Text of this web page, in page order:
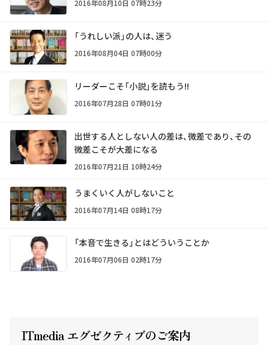
2016年08月10日 07時23分
「うれしい派」の人は、迷う
2016年08月04日 07時00分
リーダーこそ「小説」を読もう!!
2016年07月28日 07時01分
出世する人としない人の差は、微差であり、その
微差こそが大差になる
2016年07月21日 10時24分
うまくいく人がしないこと
2016年07月14日 08時17分
「本音で生きる」とはどういうことか
2016年07月06日 02時17分
ITmedia エグゼクティ ブのご案内